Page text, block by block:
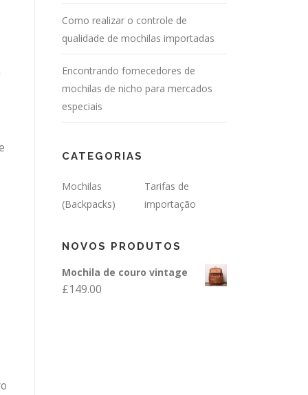
Como realizar o controle de
qualidade de mochilas importadas
Encontrando fornecedores de
mochilas de nicho para mercados
especiais
CATEGORIAS
Mochilas
(Backpacks)
Tarifas de
importação
NOVOS PRODUTOS
Mochila de couro vintage
£149.00